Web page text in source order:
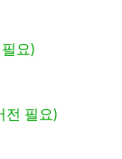
요)
전 필요)